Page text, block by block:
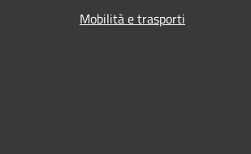
Mobilità e trasporti